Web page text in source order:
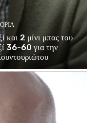
και 2 μίνι μπας του
36-60 για την